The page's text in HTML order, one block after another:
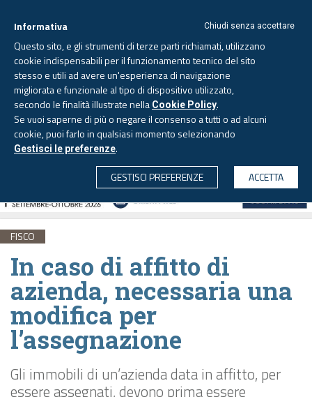
CERCA
Venerdì, 7 agosto 2026 - Aggiornato alle 6.00
FISCO
In caso di affitto di
azienda, necessaria una
modifica per
l’assegnazione
Gli immobili di un’azienda data in affitto, per
essere assegnati, devono prima essere
Chiudi senza accettare
Informativa
Questo sito, e gli strumenti di terze parti richiamati, utilizzano
cookie indispensabili per il funzionamento tecnico del sito
stesso e utili ad avere un'esperienza di navigazione
migliorata e funzionale al tipo di dispositivo utilizzato,
secondo le finalità illustrate nella Cookie Policy.
Se vuoi saperne di più o negare il consenso a tutti o ad alcuni
cookie, puoi farlo in qualsiasi momento selezionando
Gestisci le preferenze.
GESTISCI PREFERENZE
ACCETTA